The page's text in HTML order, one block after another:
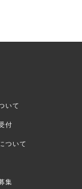
いて
付
ついて
集